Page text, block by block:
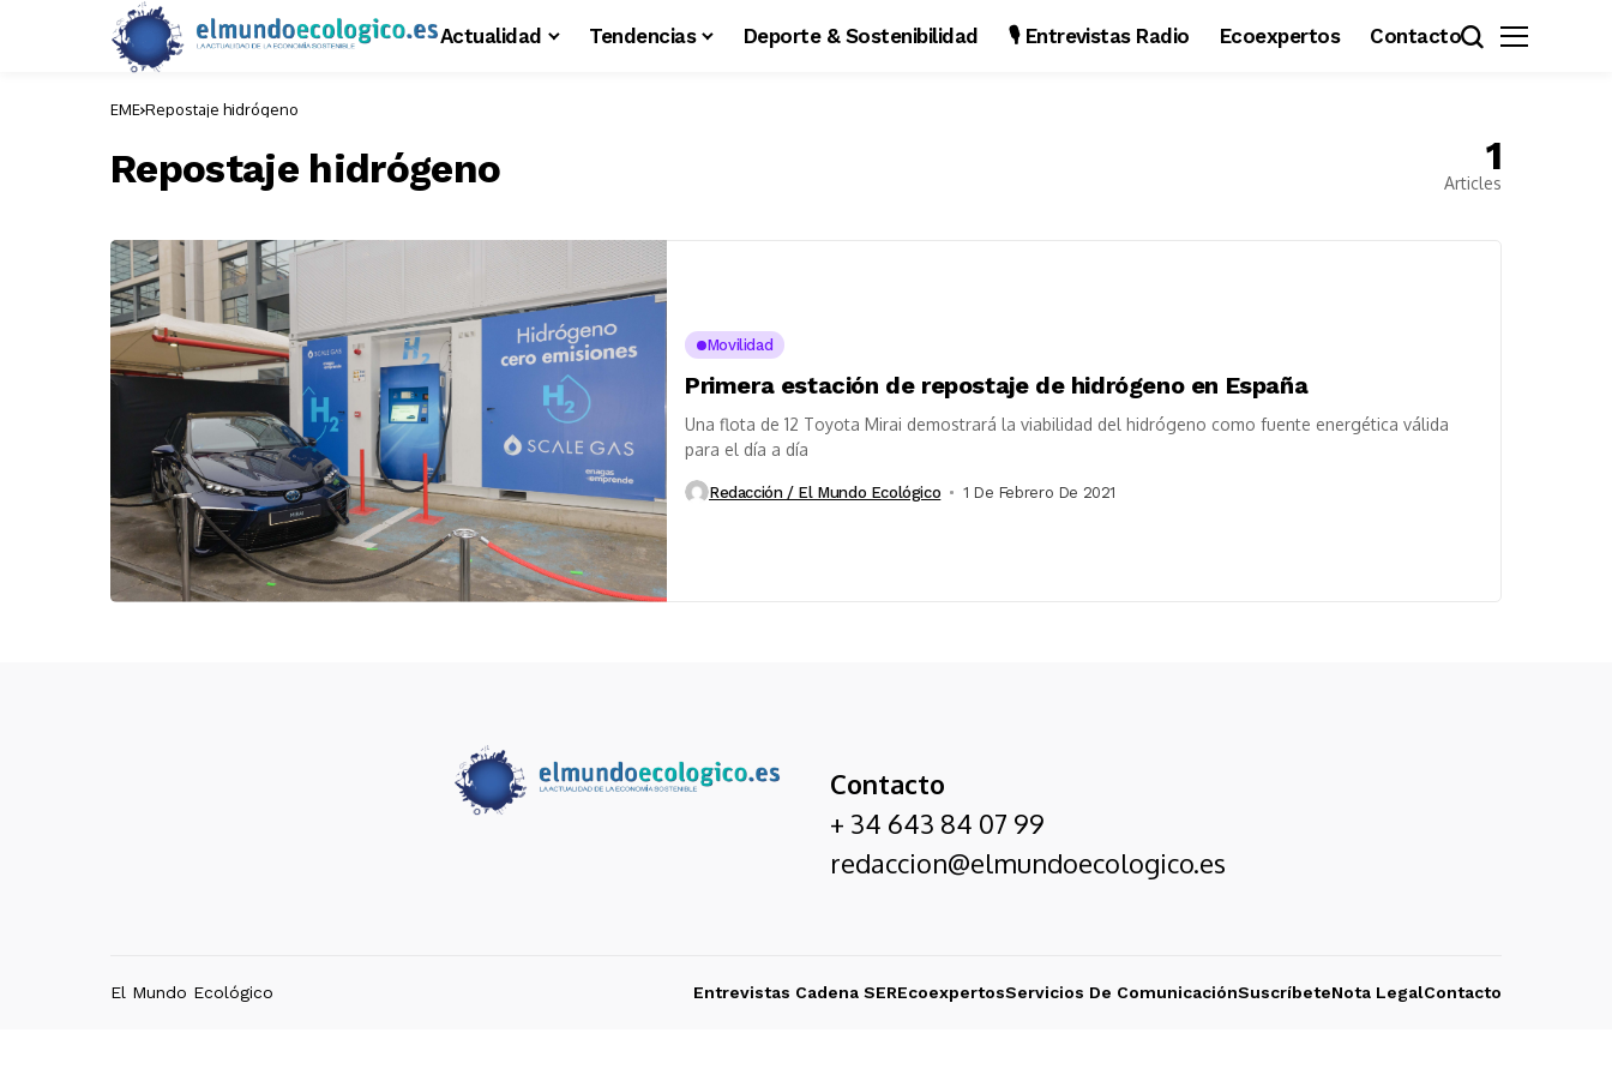
Actualidad Tendencias Deporte & Sostenibilidad 🎙️ Entrevistas Radio Ecoexpertos Contacto
EME Repostaje hidrógeno
Repostaje hidrógeno 1
Articles
Movilidad
Primera estación de repostaje de hidrógeno en España
Una flota de 12 Toyota Mirai demostrará la viabilidad del hidrógeno como fuente energética válida
para el día a día
Redacción / El Mundo Ecológico 1 De Febrero De 2021
Contacto
+ 34 643 84 07 99
redaccion@elmundoecologico.es
El Mundo Ecológico Entrevistas Cadena SEREcoexpertosServicios De ComunicaciónSuscríbeteNota LegalContacto